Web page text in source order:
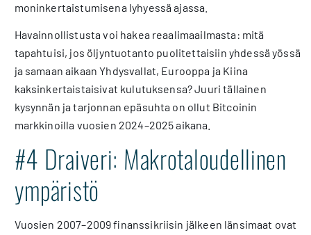
moninkertaistumisena lyhyessä ajassa.
Havainnollistusta voi hakea reaalimaailmasta: mitä
tapahtuisi, jos öljyntuotanto puolitettaisiin yhdessä yössä
ja samaan aikaan Yhdysvallat, Eurooppa ja Kiina
kaksinkertaistaisivat kulutuksensa? Juuri tällainen
kysynnän ja tarjonnan epäsuhta on ollut Bitcoinin
markkinoilla vuosien 2024–2025 aikana.
#4 Draiveri: Makrotaloudellinen
ympäristö
Vuosien 2007–2009 finanssikriisin jälkeen länsimaat ovat